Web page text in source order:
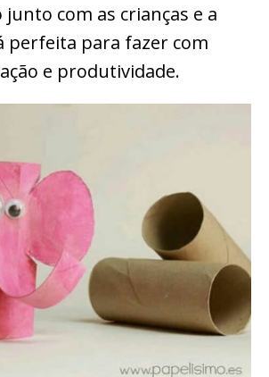
com as crianças e a
perfeita para fazer com
e produtividade.